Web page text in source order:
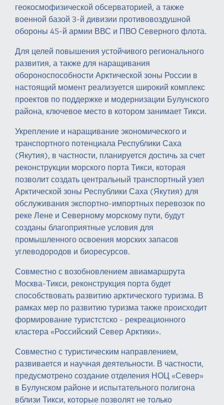
геокосмофизической обсерваторией, а также
военной базой 3-й дивизии противовоздушной
обороны 45-й армии ВВС и ПВО Северного флота.
Для целей повышения устойчивого регионального
развития, а также для наращивания
обороноспособности Арктической зоны России в
настоящий момент реализуется широкий комплекс
проектов по поддержке и модернизации Булунского
района, ключевое место в котором занимает Тикси.
Укрепление и наращивание экономического и
транспортного потенциала Республики Саха
(Якутия), в частности, планируется достичь за счет
реконструкции морского порта Тикси, которая
позволит создать центральный транспортный узел
Арктической зоны Республики Саха (Якутия) для
обслуживания экспортно-импортных перевозок по
реке Лене и Северному морскому пути, будут
созданы благоприятные условия для
промышленного освоения морских запасов
углеводородов и биоресурсов.
Совместно с возобновлением авиамаршрута
Москва-Тикси, реконструкция порта будет
способствовать развитию арктического туризма. В
рамках мер по развитию туризма также происходит
формирование туристстско - рекреационного
кластера «Российский Север Арктики».
Совместно с туристическим направлением,
развивается и научная деятельности. В частности,
предусмотрено создание отделения НОЦ «Север»
в Булунском районе и испытательного полигона
вблизи Тикси, которые позволят не только